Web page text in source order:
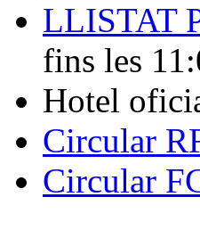
LLISTAT
fins les
Hotel
Circular
Circular